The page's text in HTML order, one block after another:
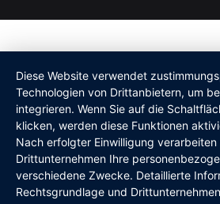
Diese Website verwendet
Technologien von Drittanbietern, um
integrieren. Wenn Sie auf die
klicken, werden diese Funktionen
Nach erfolgter Einwilligung
Drittunternehmen Ihre
verschiedene Zwecke. Detaillierte
Rechtsgrundlage und